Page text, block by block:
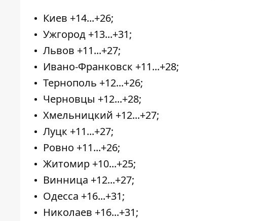
Киев +14...+26;
Ужгород +13...+31;
Львов +11...+27;
Ивано-Франковск +11...+28;
Тернополь +12...+26;
Черновцы +12...+28;
Хмельницкий +12...+27;
Луцк +11...+27;
Ровно +11...+26;
Житомир +10...+25;
Винница +12...+27;
Одесса +16...+31;
Николаев +16...+31;